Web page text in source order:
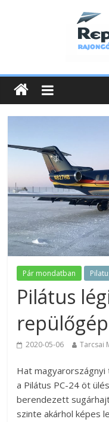
Pár mondatban
Pilátus
2020-05-06 Tarcsai
Hat
a Pilátus PC-24 öt
berendezett
szinte akárhol képes